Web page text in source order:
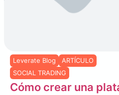
Leverate Blog
ARTÍCULO
SOCIAL TRADING
Cómo crear una